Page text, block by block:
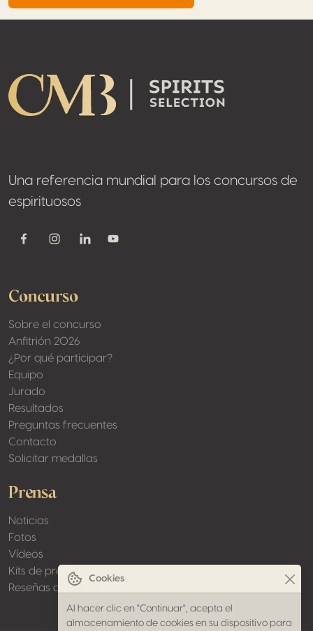
Una referencia mundial para los concursos de
espirituosos
FacebookInstagramLinkedinYoutube
Concurso
Sobre el concurso
Anfitrión 2026
¿Por qué participar?
Equipo
Jurado
Resultados
Preguntas frecuentes
Contacto
Solicitar medallas
Prensa
Noticias
Fotos
Vídeos
Kits de prensa
Reseñas de prensa
Cookies
Al hacer clic en "Continuar", acepta el
almacenamiento de cookies en su dispositivo para